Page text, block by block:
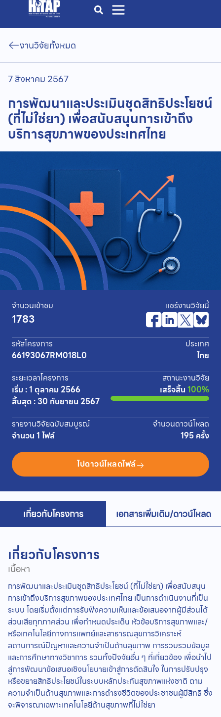
งานวิจัยทั้งหมด
7 สิงหาคม 2567
การพัฒนาและประเมินชุดสิทธิประโยชน์
(ที่ไม่ใช่ยา) เพื่อสนับสนุนการเข้าถึง
บริการสุขภาพของประเทศไทย
จำนวนเข้าชม
1783
แชร์งานวิจัยนี้
รหัสโครงการ
66193067RM018L0
ประเทศ
ไทย
ระยะเวลาโครงการ
เริ่ม : 1 ตุลาคม 2566
สิ้นสุด : 30 กันยายน 2567
สถานะงานวิจัย
เสร็จสิ้น 100%
รายงานวิจัยฉบับสมบูรณ์
จำนวน 1 ไฟล์
จำนวนดาวน์โหลด
195 ครั้ง
ไปดาวน์โหลดไฟล์
เกี่ยวกับโครงการ เอกสารเพิ่มเติม/ดาวน์โหลด
เกี่ยวกับโครงการ
เนื้อหา
การพัฒนาและประเมินชุดสิทธิประโยชน์ (ที่ไม่ใช่ยา) เพื่อสนับสนุน
การเข้าถึงบริการสุขภาพของประเทศไทย เป็นการดําเนินงานที่เป็น
ระบบ โดยเริ่มตั้งแต่การรับฟังความเห็นและข้อเสนอจากผู้มีส่วนได้
ส่วนเสียทุกภาคส่วน เพื่อกำหนดประเด็น หัวข้อบริการสุขภาพและ/
หรือเทคโนโลยีทางการแพทย์และสาธารณสุขการวิเคราะห์
สถานการณ์ปัญหาและความจําเป็นด้านสุขภาพ การรวบรวมข้อมูล
และการศึกษาทางวิชาการ รวมทั้งปัจจัยอื่น ๆ ที่เกี่ยวข้อง เพื่อนําไป
สู่การพัฒนาข้อเสนอเชิงนโยบายเข้าสู่การตัดสินใจ ในการปรับปรุง
หรือขยายสิทธิประโยชน์ในระบบหลักประกันสุขภาพแห่งชาติ ตาม
ความจำเป็นด้านสุขภาพและการดำรงชีวิตของประชาชนผู้มีสิทธิ ซึ่ง
จะพิจารณาเฉพาะเทคโนโลยีด้านสุขภาพที่ไม่ใช่ยา